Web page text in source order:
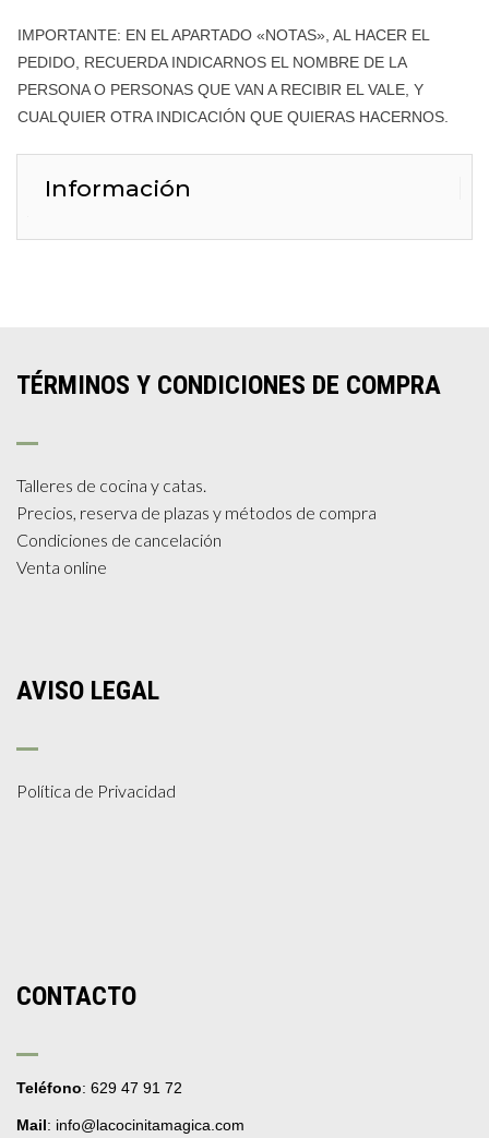
IMPORTANTE: EN EL APARTADO «NOTAS», AL HACER EL
PEDIDO, RECUERDA INDICARNOS EL NOMBRE DE LA
PERSONA O PERSONAS QUE VAN A RECIBIR EL VALE, Y
CUALQUIER OTRA INDICACIÓN QUE QUIERAS HACERNOS.
Información
TÉRMINOS Y CONDICIONES DE COMPRA
Talleres de cocina y catas.
Precios, reserva de plazas y métodos de compra
Condiciones de cancelación
Venta online
AVISO LEGAL
Política de Privacidad
CONTACTO
Teléfono: 629 47 91 72
Mail: info@lacocinitamagica.com